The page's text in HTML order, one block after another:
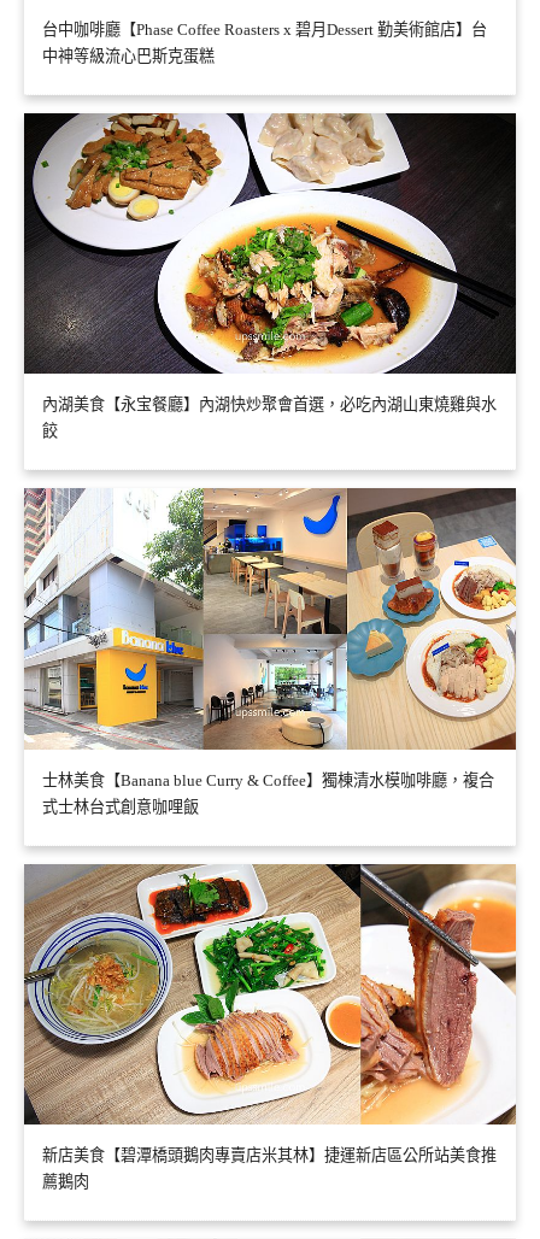
台中咖啡廳【Phase Coffee Roasters x 碧月Dessert 勤美術館店】台
中神等級流心巴斯克蛋糕
內湖美食【永宝餐廳】內湖快炒聚會首選，必吃內湖山東燒雞與水
餃
士林美食【Banana blue Curry & Coffee】獨棟清水模咖啡廳，複合
式士林台式創意咖哩飯
新店美食【碧潭橋頭鵝肉專賣店米其林】捷運新店區公所站美食推
薦鵝肉